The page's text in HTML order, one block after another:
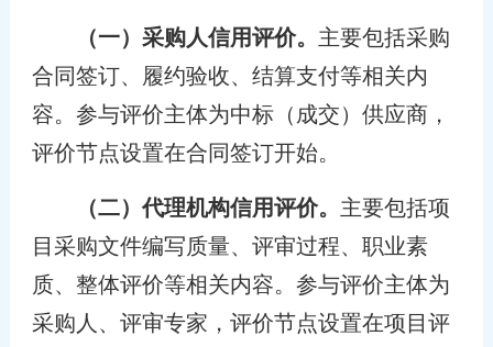
（一）采购人信用评价。 主要包括采购
合同签订、履约验收、结算支付等相关内
容。参与评价主体为中标（成交）供应商，
评价节点设置在合同签订开始。
（二）代理机构信用评价。 主要包括项
目采购文件编写质量、评审过程、职业素
质、整体评价等相关内容。参与评价主体为
采购人、评审专家，评价节点设置在项目评